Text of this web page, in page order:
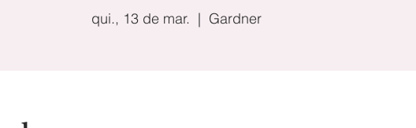
qui., 13 de mar.
  |
Gardner